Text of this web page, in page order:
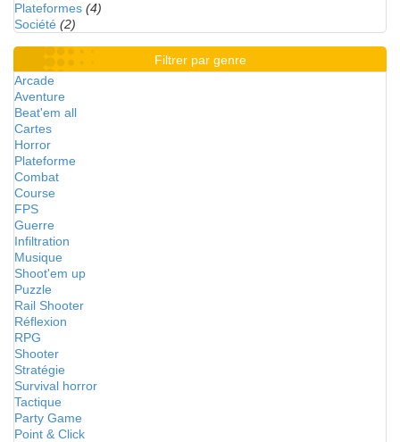
Plateformes (4)
Société (2)
Filtrer par genre
Arcade
Aventure
Beat'em all
Cartes
Horror
Plateforme
Combat
Course
FPS
Guerre
Infiltration
Musique
Shoot'em up
Puzzle
Rail Shooter
Réflexion
RPG
Shooter
Stratégie
Survival horror
Tactique
Party Game
Point & Click